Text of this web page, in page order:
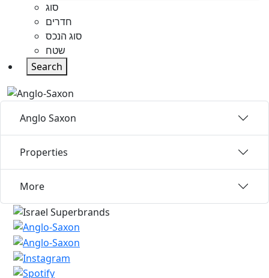
סוג
חדרים
סוג הנכס
שטח
Search
Anglo Saxon
Properties
More